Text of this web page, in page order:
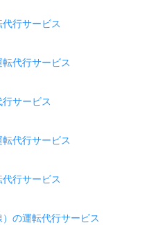
行サービス
代行サービス
サービス
代行サービス
行サービス
の運転代行サービス